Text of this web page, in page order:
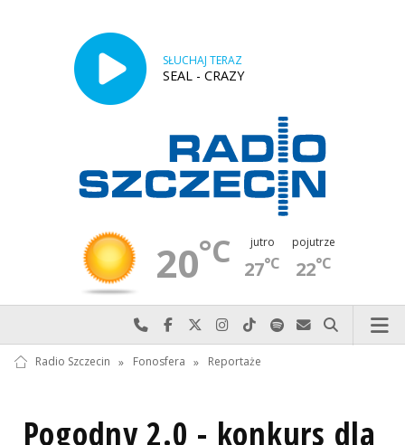
SŁUCHAJ TERAZ
SEAL - CRAZY
20°C jutro
27°C
pojutrze
22°C
Najlepiej po prostu do nas zadzwoń
Odwiedź nas na Facebook-u
Odwiedź nas na X
Odwiedź nas na Instagram-ie
Odwiedź nas na TikTok-u
Szukaj nas na Spotify
Wyślij do nas
Szukaj
Radio Szczecin » Fonosfera » Reportaże
Pogodny 2.0 - konkurs dla